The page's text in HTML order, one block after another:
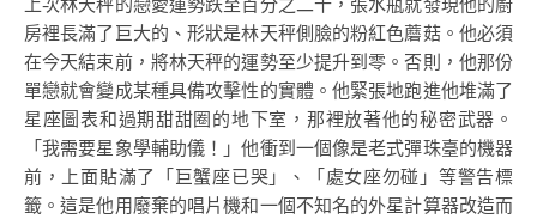
房裡長滿了巨大的、形狀是林天秤側臉的粉紅色蘑菇。他必須
在今天結束前，將林天秤的運勢至少提升到零。否則，他那份
單戀就會變成某種具備攻擊性的實體。他緊張地跑進他堆滿了
星座圖表和過期甜甜圈的地下室，那裡放著他的秘密武器。
「我需要星象學輔助儀！」他衝到一個像是老式彈珠臺的機器
前，上面貼滿了「巨蟹座已哭」、「處女座勿碰」等警告標
籤。這是他用廢棄的唱片機和一個不知名的外星計算器改造而